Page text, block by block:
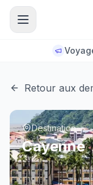
Aller au contenu
Retour aux
Destination
Cayenne